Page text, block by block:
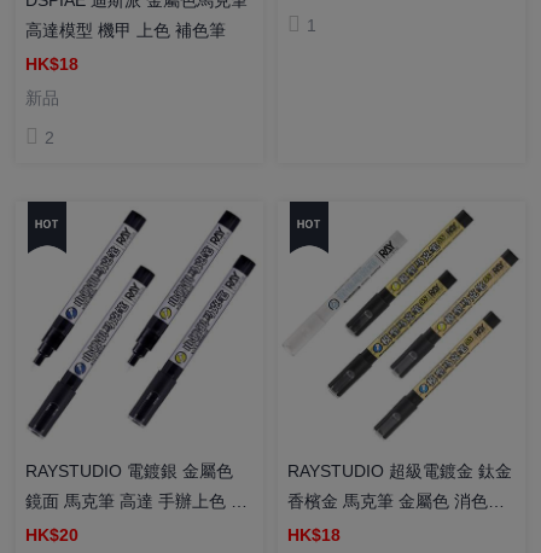
高達模型 機甲 上色 補色筆
HK$18
新品
2
1
RAYSTUDIO 電鍍銀 金屬色
鏡面 馬克筆 高達 手辦上色 消
色 模型 上色工具
HK$20
RAYSTUDIO 超級電鍍金 鈦金
香檳金 馬克筆 金屬色 消色馬
克筆 高達手辦 金色塗裝 上色
HK$18